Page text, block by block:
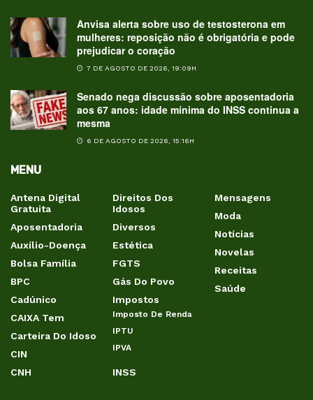
Anvisa alerta sobre uso de testosterona em
mulheres: reposição não é obrigatória e pode
prejudicar o coração
7 DE AGOSTO DE 2026, 19:09H
Senado nega discussão sobre aposentadoria
aos 67 anos: idade mínima do INSS continua a
mesma
6 DE AGOSTO DE 2026, 15:16H
MENU
Antena Digital
Gratuita
Aposentadoria
Auxílio-Doença
Bolsa Família
BPC
Cadúnico
CAIXA Tem
Carteira Do Idoso
CIN
CNH
Direitos Dos
Idosos
Diversos
Estética
FGTS
Gás Do Povo
Impostos
Imposto De Renda
IPTU
IPVA
INSS
Mensagens
Moda
Notícias
Novelas
Receitas
Saúde